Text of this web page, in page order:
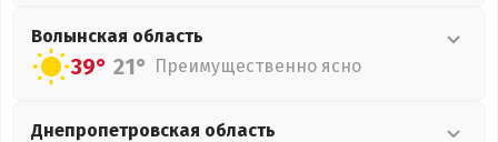
Волынская область
39° 21° Преимущественно ясно
Днепропетровская область